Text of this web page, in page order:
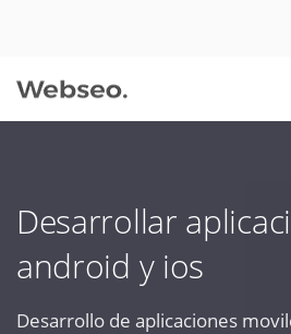
Desarrollar
android y ios
Desarrollo de aplicaciones
09:30 AM A 18:30 PM
soporte@webseo.cl